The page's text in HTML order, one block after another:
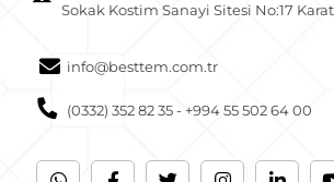
Sokak Kostim Sanayi Sitesi No:17
info@besttem.com.tr
(0332) 352 82 35 - +994 55 502 64 00